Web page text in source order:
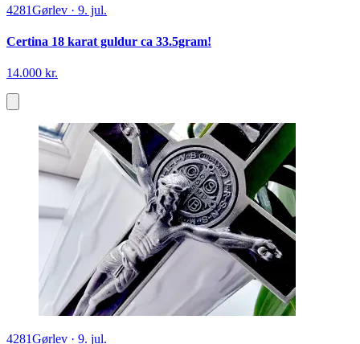
4281Gørlev · 9. jul.
Certina 18 karat guldur ca 33.5gram!
14.000 kr.
4281Gørlev · 9. jul.